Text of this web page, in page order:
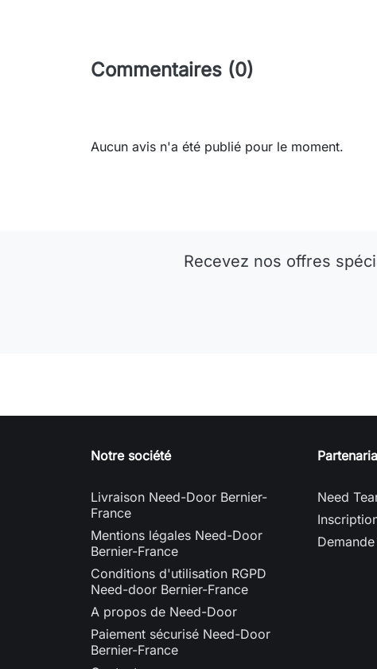
Commentaires (0)
Aucun avis n'a été publié pour le moment.
Recevez nos offres
Notre société
Livraison Need-Door Bernier-
France
Mentions légales Need-Door
Bernier-France
Conditions d'utilisation RGPD
Need-door Bernier-France
A propos de Need-Door
Paiement sécurisé Need-Door
Bernier-France
Need